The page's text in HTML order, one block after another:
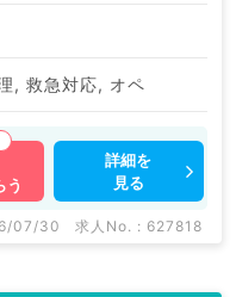
, 救急対応, オペ
う
詳細を
見る
07/30 求人No. : 627818